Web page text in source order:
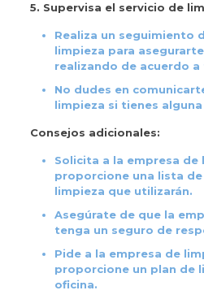
5. Supervisa el servicio de
Realiza un seguimiento
limpieza para
realizando de acuerdo
No dudes en
limpieza si tienes
Consejos adicionales:
Solicita a la empresa de
proporcione una lista
limpieza que utilizarán.
Asegúrate de que la
tenga un seguro de
Pide a la empresa de
proporcione un plan de
oficina.